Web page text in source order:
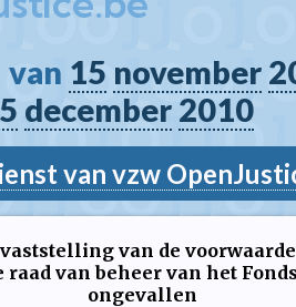
15 november
december 2010
van vzw
van de
raad van beheer van het
ongevallen